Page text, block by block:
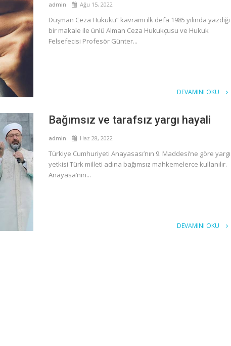
admin Ağu 15, 2022
Düşman Ceza Hukuku” kavramı ilk defa 1985 yılında yazdığı
bir makale ile ünlü Alman Ceza Hukukçusu ve Hukuk
Felsefecisi Profesör Günter...
DEVAMINI OKU
Bağımsız ve tarafsız yargı hayali
admin Haz 28, 2022
Türkiye Cumhuriyeti Anayasası’nın 9. Maddesi’ne göre yargı
yetkisi Türk milleti adına bağımsız mahkemelerce kullanılır.
Anayasa’nın...
DEVAMINI OKU